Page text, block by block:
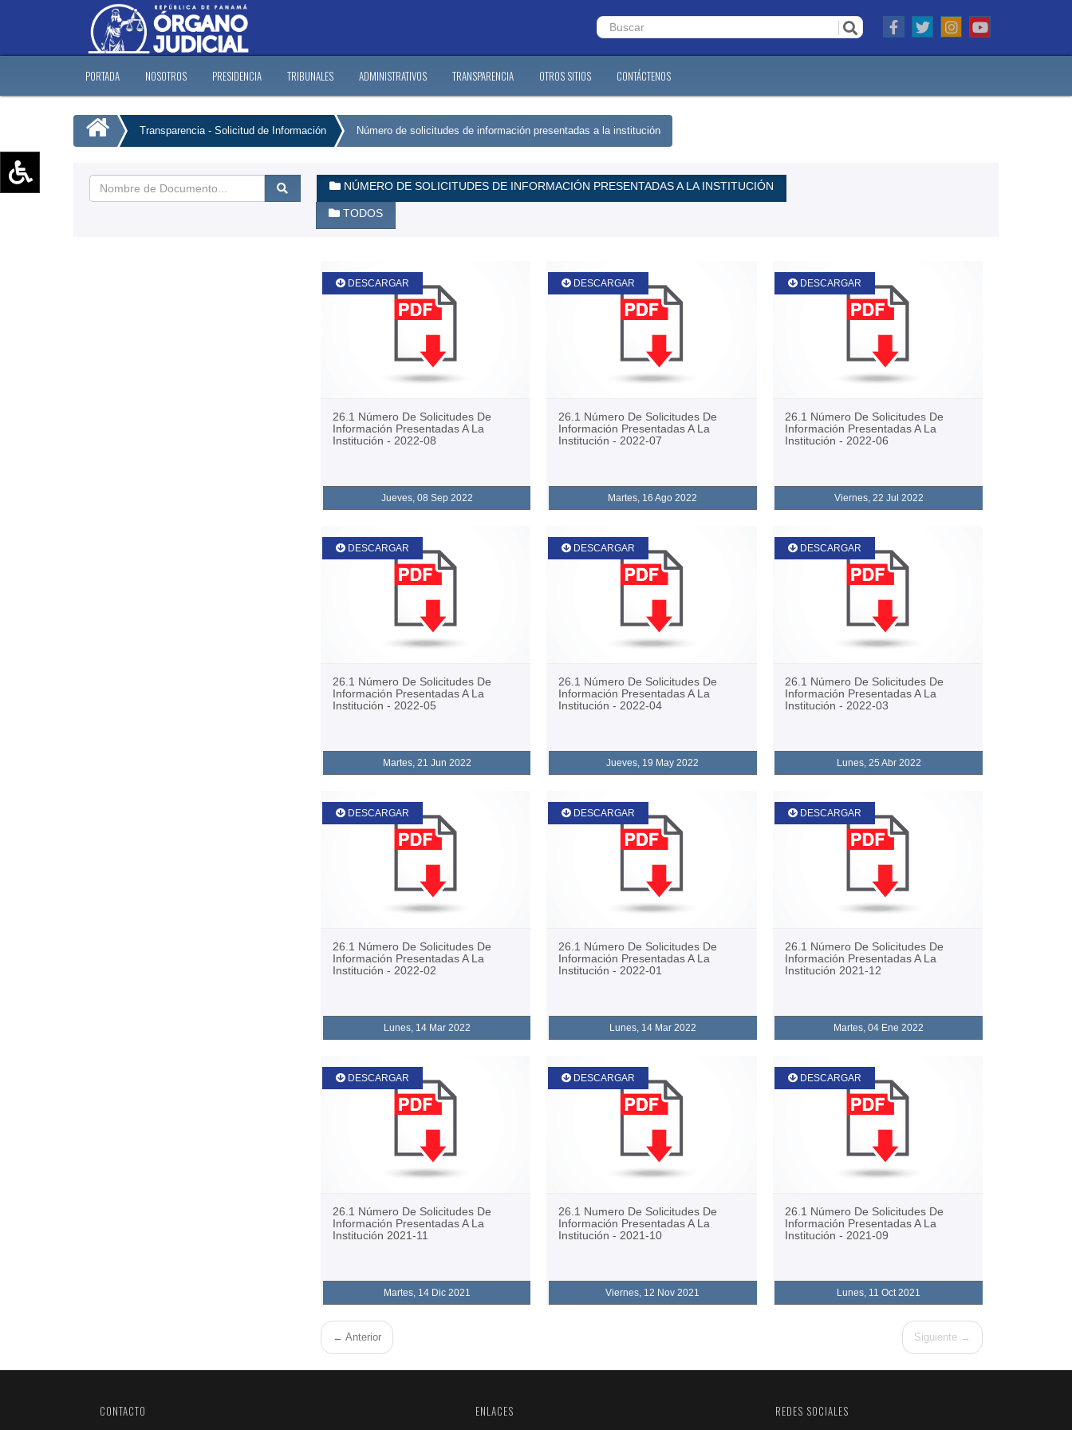
Aumentar texto (+)
PORTADA NOSOTROS PRESIDENCIA TRIBUNALES ADMINISTRATIVOS TRANSPARENCIA OTROS SITIOS CONTÁCTENOS
Transparencia - Solicitud de Información Número de solicitudes de información presentadas a la institución
NÚMERO DE SOLICITUDES DE INFORMACIÓN PRESENTADAS A LA INSTITUCIÓN
TODOS
26.1 Número De Solicitudes De
Información Presentadas A La
Institución - 2022-08
Jueves, 08 Sep 2022
DESCARGAR
26.1 Número De Solicitudes De
Información Presentadas A La
Institución - 2022-07
Martes, 16 Ago 2022
DESCARGAR
26.1 Número De Solicitudes De
Información Presentadas A La
Institución - 2022-06
Viernes, 22 Jul 2022
DESCARGAR
26.1 Número De Solicitudes De
Información Presentadas A La
Institución - 2022-05
Martes, 21 Jun 2022
DESCARGAR
26.1 Número De Solicitudes De
Información Presentadas A La
Institución - 2022-04
Jueves, 19 May 2022
DESCARGAR
26.1 Número De Solicitudes De
Información Presentadas A La
Institución - 2022-03
Lunes, 25 Abr 2022
DESCARGAR
26.1 Número De Solicitudes De
Información Presentadas A La
Institución - 2022-02
Lunes, 14 Mar 2022
DESCARGAR
26.1 Número De Solicitudes De
Información Presentadas A La
Institución - 2022-01
Lunes, 14 Mar 2022
DESCARGAR
26.1 Número De Solicitudes De
Información Presentadas A La
Institución 2021-12
Martes, 04 Ene 2022
DESCARGAR
26.1 Número De Solicitudes De
Información Presentadas A La
Institución 2021-11
Martes, 14 Dic 2021
DESCARGAR
26.1 Numero De Solicitudes De
Información Presentadas A La
Institución - 2021-10
Viernes, 12 Nov 2021
DESCARGAR
26.1 Número De Solicitudes De
Información Presentadas A La
Institución - 2021-09
Lunes, 11 Oct 2021
DESCARGAR
← Anterior Siguiente →
CONTACTO ENLACES REDES SOCIALES